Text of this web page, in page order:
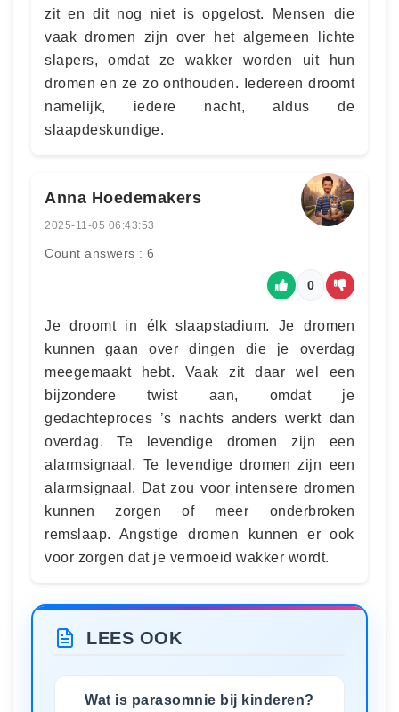
zit en dit nog niet is opgelost. Mensen die
vaak dromen zijn over het algemeen lichte
slapers, omdat ze wakker worden uit hun
dromen en ze zo onthouden. Iedereen droomt
namelijk, iedere nacht, aldus de
slaapdeskundige.
Anna Hoedemakers
2025-11-05 06:43:53
Count answers : 6
0
Je droomt in élk slaapstadium. Je dromen
kunnen gaan over dingen die je overdag
meegemaakt hebt. Vaak zit daar wel een
bijzondere twist aan, omdat je
gedachteproces ’s nachts anders werkt dan
overdag. Te levendige dromen zijn een
alarmsignaal. Te levendige dromen zijn een
alarmsignaal. Dat zou voor intensere dromen
kunnen zorgen of meer onderbroken
remslaap. Angstige dromen kunnen er ook
voor zorgen dat je vermoeid wakker wordt.
LEES OOK
Wat is parasomnie bij kinderen?